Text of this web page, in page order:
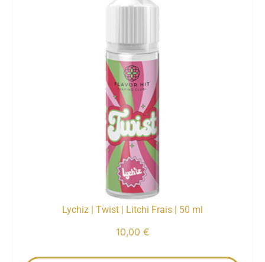
Lychiz | Twist | Litchi Frais | 50 ml
10,00 €